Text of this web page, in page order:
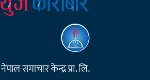
नेपाल समाचार केन्द्र प्रा. लि.